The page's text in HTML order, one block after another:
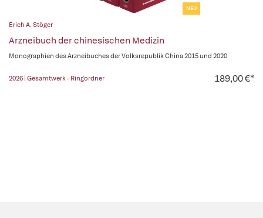
NEU
Erich A. Stöger
Arzneibuch der chinesischen Medizin
Monographien des Arzneibuches der Volksrepublik China 2015 und 2020
2026 | Gesamtwerk - Ringordner 189,00 €*